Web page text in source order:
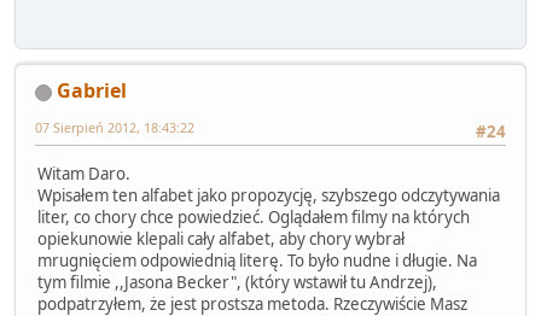
Gabriel
#24
07 Sierpień 2012, 18:43:22
Witam Daro.
Wpisałem ten alfabet jako propozycję, szybszego odczytywania
liter, co chory chce powiedzieć. Oglądałem filmy na których
opiekunowie klepali cały alfabet, aby chory wybrał
mrugnięciem odpowiednią literę. To było nudne i długie. Na
tym filmie ,,Jasona Becker", (który wstawił tu Andrzej),
podpatrzyłem, że jest prostsza metoda. Rzeczywiście Masz